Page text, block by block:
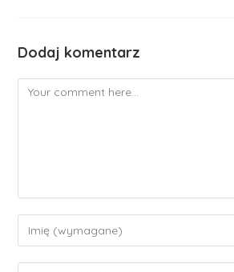
Dodaj komentarz
Comment
your
name